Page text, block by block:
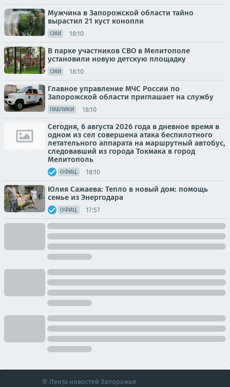
Мужчина в Запорожской области тайно
вырастил 21 куст конопли
СМИ 18:10
В парке участников СВО в Мелитополе
установили новую детскую площадку
СМИ 18:10
Главное управление МЧС России по
Запорожской области приглашает на службу
ПАБЛИКИ 18:10
Сегодня, 6 августа 2026 года в дневное время в
одном из сел совершена атака беспилотного
летательного аппарата на маршрутный автобус,
следовавший из города Токмака в город
Мелитополь
ОФИЦ. 18:10
Юлия Сажаева: Тепло в новый дом: помощь
семье из Энергодара
ОФИЦ. 17:57
© Лента новостей Запорожья